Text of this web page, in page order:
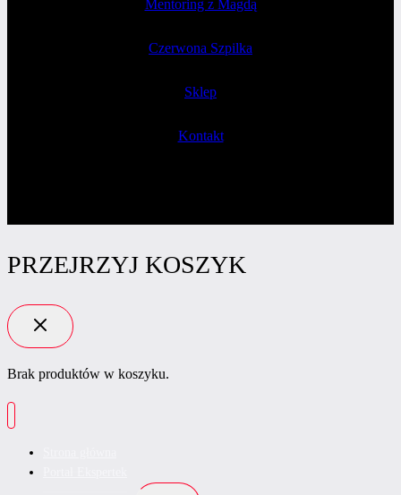
Mentoring z Magdą
Czerwona Szpilka
Sklep
Kontakt
PRZEJRZYJ KOSZYK
Brak produktów w koszyku.